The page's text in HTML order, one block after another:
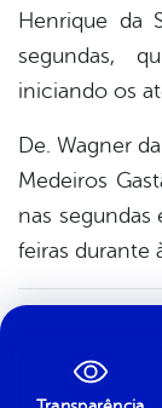
Henrique da
segundas,
iniciando os
De. Wagner
Medeiros
nas segundas
feiras durante